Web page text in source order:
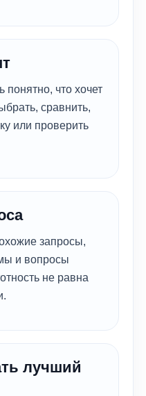
что хочет
сравнить,
или проверить
запросы,
и вопросы
не равна
лучший